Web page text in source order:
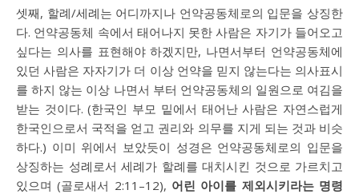
셋째, 할례/세례는 어디까지나 언약공동체로의 입문을 상징한
다. 언약공동체 속에서 태어나지 못한 사람은 자기가 들어오고
싶다는 의사를 표현해야 하겠지만, 나면서부터 언약공동체에
있던 사람은 자자기가 더 이상 언약을 믿지 않는다는 의사표시
를 하지 않는 이상 나면서 부터 언약공동체의 일원으로 여김을
받는 것이다. (한국인 부모 밑에서 태어난 사람은 자연스럽게
한국인으로서 국적을 얻고 권리와 의무를 지게 되는 것과 비슷
하다.) 이미 위에서 보았듯이 성경은 언약공동체로의 입문을
상징하는 성례로서 세례가 할례를 대치시킨 것으로 가르치고
있으며 (골로새서 2:11–12), 어린 아이를 제외시키라는 명령